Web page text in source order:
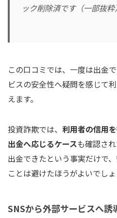
ック削除済です（一部抜粋
この口コミでは、一度は出金
ビスの安全性へ疑問を感じて
えます。
投資詐欺では、 利用者の信用
出金へ応じるケースも確認さ
出金できたという事実だけで
ことは避けたほうがよいでしょ
SNSから外部サービスへ